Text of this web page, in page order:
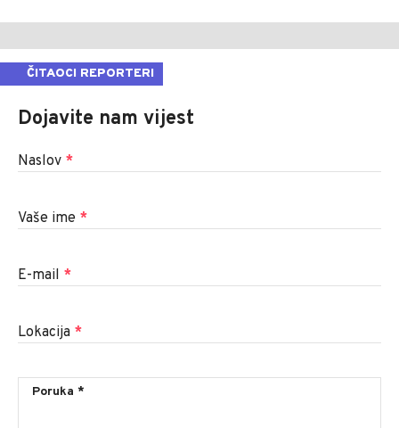
ČITAOCI REPORTERI
Dojavite nam vijest
Naslov *
Vaše ime *
E-mail *
Lokacija *